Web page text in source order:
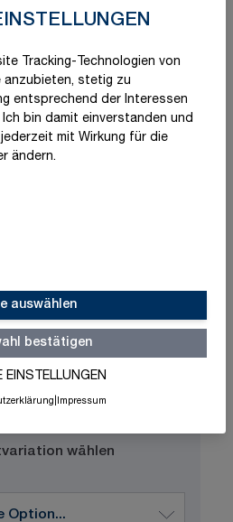
Tracking-Technologien von
anzubieten, stetig zu
entsprechend der Interessen
bin damit einverstanden und
jederzeit mit Wirkung für die
ändern.
auswählen
bestätigen
EINSTELLUNGEN
Impressum
wählen